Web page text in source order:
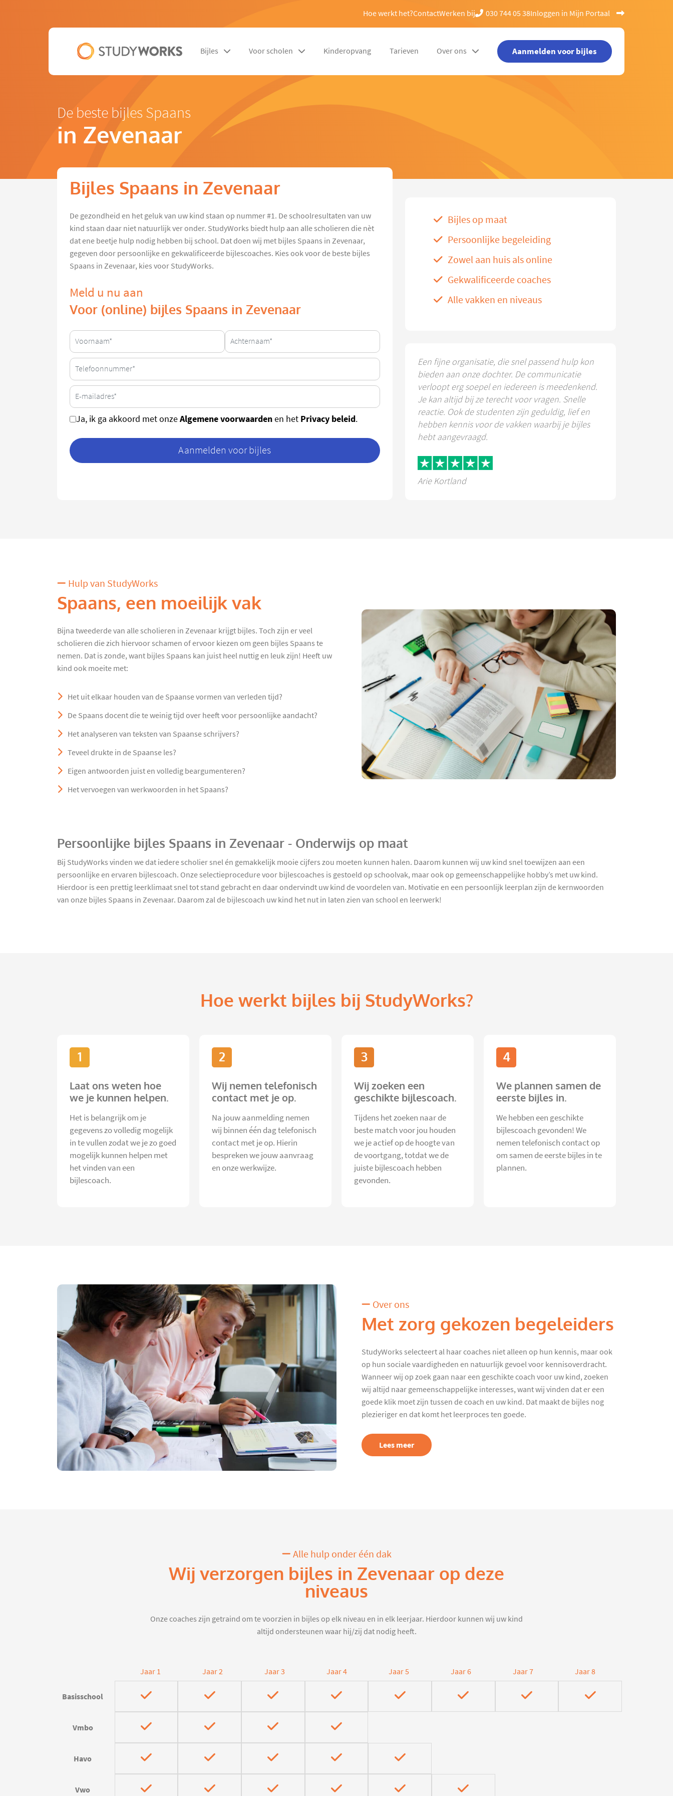
Hoe werkt het?ContactWerken bij 030 744 05 38Inloggen in Mijn Portaal
Bijles Voor scholen Kinderopvang Tarieven Over ons Aanmelden voor bijles
De beste bijles Spaans
in Zevenaar
Bijles Spaans in Zevenaar
De gezondheid en het geluk van uw kind staan op nummer #1. De schoolresultaten van uw
kind staan daar niet natuurlijk ver onder. StudyWorks biedt hulp aan alle scholieren die nèt
dat ene beetje hulp nodig hebben bij school. Dat doen wij met bijles Spaans in Zevenaar,
gegeven door persoonlijke en gekwalificeerde bijlescoaches. Kies ook voor de beste bijles
Spaans in Zevenaar, kies voor StudyWorks.
Meld u nu aan
Voor (online) bijles Spaans in Zevenaar
Ja, ik ga akkoord met onzeAlgemene voorwaardenen het Privacy beleid.
Aanmelden voor bijles
Bijles op maat
Persoonlijke begeleiding
Zowel aan huis als online
Gekwalificeerde coaches
Alle vakken en niveaus
Een fijne organisatie, die snel passend hulp kon
bieden aan onze dochter. De communicatie
verloopt erg soepel en iedereen is meedenkend.
Je kan altijd bij ze terecht voor vragen. Snelle
reactie. Ook de studenten zijn geduldig, lief en
hebben kennis voor de vakken waarbij je bijles
hebt aangevraagd.
Arie Kortland
Hulp van StudyWorks
Spaans, een moeilijk vak
Bijna tweederde van alle scholieren in Zevenaar krijgt bijles. Toch zijn er veel
scholieren die zich hiervoor schamen of ervoor kiezen om geen bijles Spaans te
nemen. Dat is zonde, want bijles Spaans kan juist heel nuttig en leuk zijn! Heeft uw
kind ook moeite met:
Het uit elkaar houden van de Spaanse vormen van verleden tijd?
De Spaans docent die te weinig tijd over heeft voor persoonlijke aandacht?
Het analyseren van teksten van Spaanse schrijvers?
Teveel drukte in de Spaanse les?
Eigen antwoorden juist en volledig beargumenteren?
Het vervoegen van werkwoorden in het Spaans?
Persoonlijke bijles Spaans in Zevenaar - Onderwijs op maat
Bij StudyWorks vinden we dat iedere scholier snel én gemakkelijk mooie cijfers zou moeten kunnen halen. Daarom kunnen wij uw kind snel toewijzen aan een
persoonlijke en ervaren bijlescoach. Onze selectieprocedure voor bijlescoaches is gestoeld op schoolvak, maar ook op gemeenschappelijke hobby’s met uw kind.
Hierdoor is een prettig leerklimaat snel tot stand gebracht en daar ondervindt uw kind de voordelen van. Motivatie en een persoonlijk leerplan zijn de kernwoorden
van onze bijles Spaans in Zevenaar. Daarom zal de bijlescoach uw kind het nut in laten zien van school en leerwerk!
Hoe werkt bijles bij StudyWorks?
1
Laat ons weten hoe
we je kunnen helpen.
Het is belangrijk om je
gegevens zo volledig mogelijk
in te vullen zodat we je zo goed
mogelijk kunnen helpen met
het vinden van een
bijlescoach.
2
Wij nemen telefonisch
contact met je op.
Na jouw aanmelding nemen
wij binnen één dag telefonisch
contact met je op. Hierin
bespreken we jouw aanvraag
en onze werkwijze.
3
Wij zoeken een
geschikte bijlescoach.
Tijdens het zoeken naar de
beste match voor jou houden
we je actief op de hoogte van
de voortgang, totdat we de
juiste bijlescoach hebben
gevonden.
4
We plannen samen de
eerste bijles in.
We hebben een geschikte
bijlescoach gevonden! We
nemen telefonisch contact op
om samen de eerste bijles in te
plannen.
Over ons
Met zorg gekozen begeleiders
StudyWorks selecteert al haar coaches niet alleen op hun kennis, maar ook
op hun sociale vaardigheden en natuurlijk gevoel voor kennisoverdracht.
Wanneer wij op zoek gaan naar een geschikte coach voor uw kind, zoeken
wij altijd naar gemeenschappelijke interesses, want wij vinden dat er een
goede klik moet zijn tussen de coach en uw kind. Dat maakt de bijles nog
plezieriger en dat komt het leerproces ten goede.
Lees meer
Alle hulp onder één dak
Wij verzorgen bijles in Zevenaar op deze
niveaus
Onze coaches zijn getraind om te voorzien in bijles op elk niveau en in elk leerjaar. Hierdoor kunnen wij uw kind
altijd ondersteunen waar hij/zij dat nodig heeft.
Jaar 1 Jaar 2 Jaar 3 Jaar 4 Jaar 5 Jaar 6 Jaar 7 Jaar 8
Basisschool
Vmbo
Havo
Vwo